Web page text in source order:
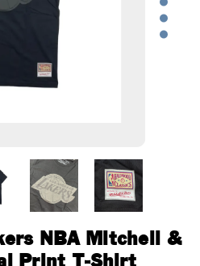
NBA Mitchell &
Print T-Shirt